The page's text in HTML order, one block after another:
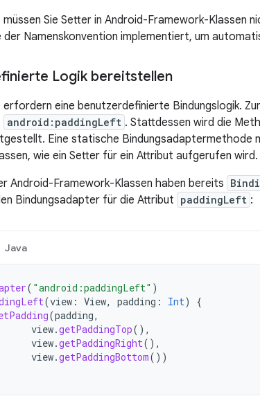
Sie Setter in Android-Framework-Klassen
Namenskonvention implementiert, um
Logik bereitstellen
erfordern eine benutzerdefinierte Bindungslogik.
android:paddingLeft . Stattdessen wird die
Eine statische Bindungsadaptermethode
wie ein Setter für ein Attribut aufgerufen wird.
Android-Framework-Klassen haben bereits
Bindungsadapter für die Attribut paddingLeft :
Java
( "android:paddingLeft" )
(view : View, padding : Int)
{
(padding,
view.getPaddingTop(),
view.getPaddingRight(),
view.getPaddingBottom())